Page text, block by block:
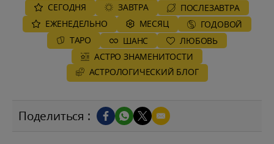
СЕГОДНЯ ЗАВТРА
ПОСЛЕЗАВТРА
ЕЖЕНЕДЕЛЬНО
MЕСЯЦ
ГОДОВОЙ
ТАРО
ШАНС
ЛЮБОВЬ
АСТРО ЗНАМЕНИТОСТИ
AСТРОЛОГИЧЕСКИЙ БЛОГ
Поделиться :